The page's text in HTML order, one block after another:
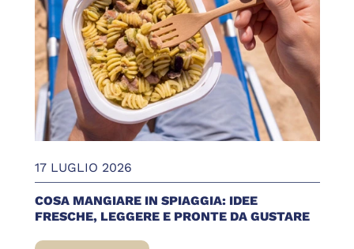
17 LUGLIO 2026
COSA MANGIARE IN SPIAGGIA: IDEE
FRESCHE, LEGGERE E PRONTE DA GUSTARE